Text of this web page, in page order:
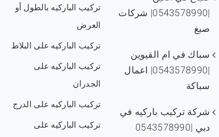
|0543578990| شركات
صبغ
سباك في ام القيوين
|0543578990| اعمال
سباكة
شركة تركيب باركيه في
دبي |0543578990
تركيب الباركيه بالطول أو
العرض
تركيب الباركيه على البلاط
تركيب الباركيه على
الجدران
تركيب الباركيه على الدرج
تركيب الباركيه على